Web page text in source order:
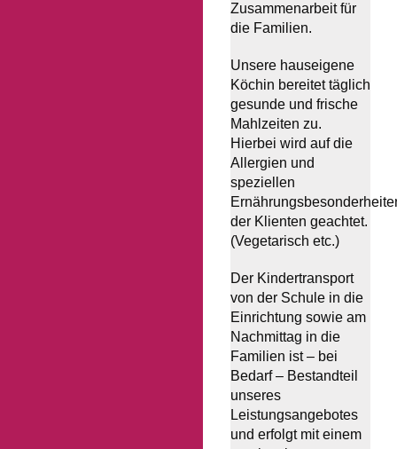
Zusammenarbeit für
die Familien.
Unsere hauseigene
Köchin bereitet täglich
gesunde und frische
Mahlzeiten zu.
Hierbei wird auf die
Allergien und
speziellen
der Klienten geachtet.
(Vegetarisch etc.)
Der Kindertransport
von der Schule in die
Einrichtung sowie am
Nachmittag in die
Familien ist – bei
Bedarf – Bestandteil
unseres
Leistungsangebotes
und erfolgt mit einem